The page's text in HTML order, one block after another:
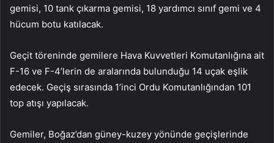
gemisi, 10 tank çıkarma gemisi, 18 yardımcı sınıf gemi ve 4
hücum botu katılacak.
Geçit töreninde gemilere Hava Kuvvetleri Komutanlığına ait
F-16 ve F-4’lerin de aralarında bulunduğu 14 uçak eşlik
edecek. Geçiş sırasında 1’inci Ordu Komutanlığından 101
top atışı yapılacak.
Gemiler, Boğaz’dan güney-kuzey yönünde geçişlerinde